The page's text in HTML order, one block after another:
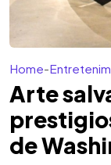
Home-
Arte
de